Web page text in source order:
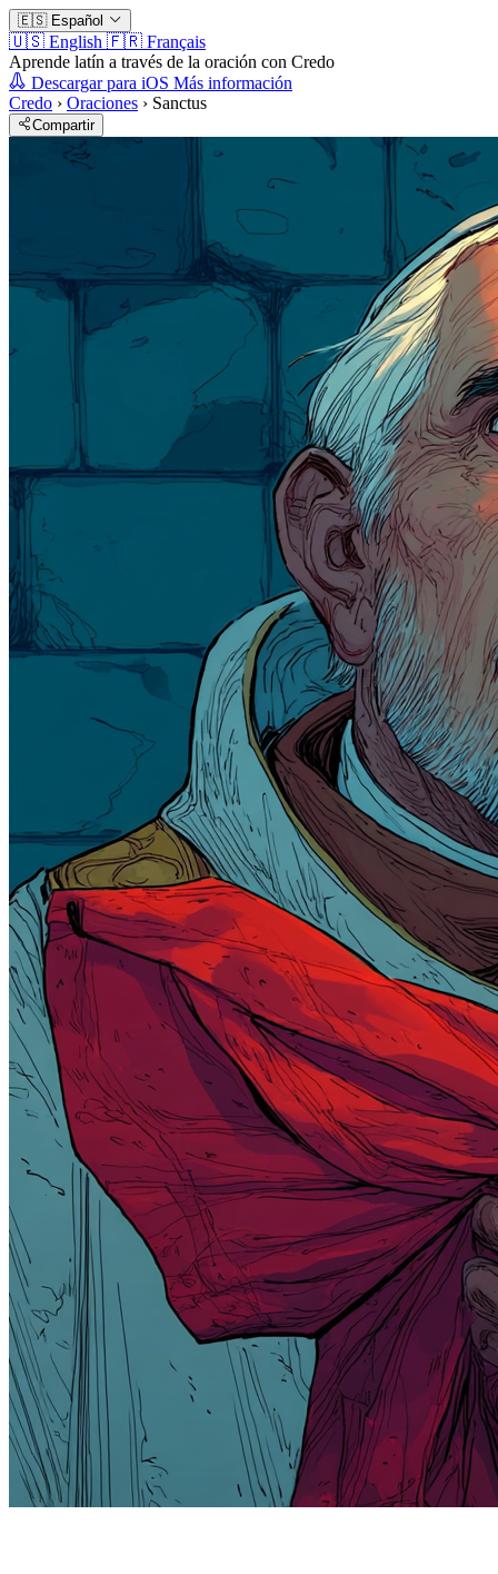
🇪🇸 Español
🇺🇸 English 🇫🇷 Français
Aprende latín a través de la oración con Credo
Descargar para iOS Más información
Credo › Oraciones › Sanctus
Compartir